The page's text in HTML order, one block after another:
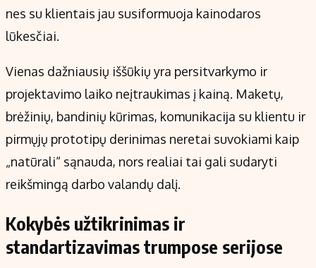
nes su klientais jau susiformuoja kainodaros
lūkesčiai.
Vienas dažniausių iššūkių yra persitvarkymo ir
projektavimo laiko neįtraukimas į kainą. Maketų,
brėžinių, bandinių kūrimas, komunikacija su klientu ir
pirmųjų prototipų derinimas neretai suvokiami kaip
„natūrali“ sąnauda, nors realiai tai gali sudaryti
reikšmingą darbo valandų dalį.
Kokybės užtikrinimas ir
standartizavimas trumpose serijose